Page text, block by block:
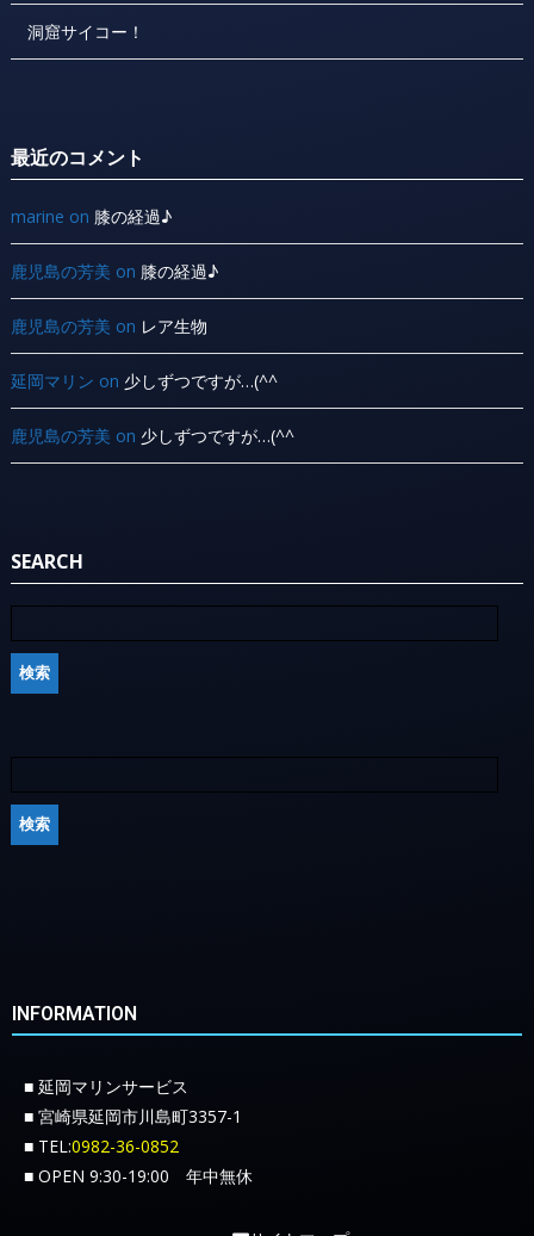
洞窟サイコー！
最近のコメント
marine on 膝の経過♪
鹿児島の芳美 on 膝の経過♪
鹿児島の芳美 on レア生物
延岡マリン on 少しずつですが…(^^ ゞ
鹿児島の芳美 on 少しずつですが…(^^ ゞ
SEARCH
INFORMATION
■ 延岡マリンサービス
■ 宮崎県延岡市川島町3357-1
■ TEL:0982-36-0852
■ OPEN 9:30-19:00 年中無休